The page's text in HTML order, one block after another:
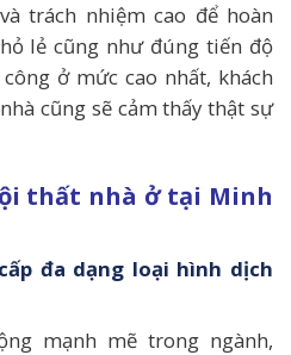
trách nhiệm cao để hoàn
lẻ cũng như đúng tiến độ
ở mức cao nhất, khách
cũng sẽ cảm thấy thật sự
thất nhà ở tại Minh
đa dạng loại hình dịch
mạnh mẽ trong ngành,